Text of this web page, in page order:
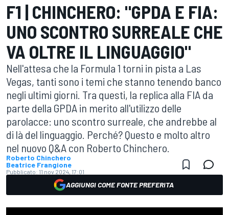
F1 | CHINCHERO: "GPDA E FIA:
UNO SCONTRO SURREALE CHE
VA OLTRE IL LINGUAGGIO"
Nell'attesa che la Formula 1 torni in pista a Las
Vegas, tanti sono i temi che stanno tenendo banco
negli ultimi giorni. Tra questi, la replica alla FIA da
parte della GPDA in merito all'utilizzo delle
parolacce: uno scontro surreale, che andrebbe al
di là del linguaggio. Perché? Questo e molto altro
nel nuovo Q&A con Roberto Chinchero.
Roberto Chinchero
Beatrice Frangione
Pubblicato: 11 nov 2024, 17:01
AGGIUNGI COME FONTE PREFERITA